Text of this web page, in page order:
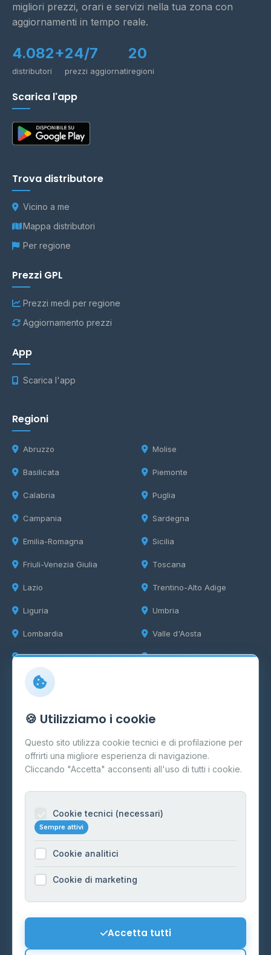
migliori prezzi, orari e servizi nella tua zona con
aggiornamenti in tempo reale.
4.082+
distributori
24/7
prezzi aggiornati
20
regioni
Scarica l'app
Trova distributore
Vicino a me
Mappa distributori
Per regione
Prezzi GPL
Prezzi medi per regione
Aggiornamento prezzi
App
Scarica l'app
Regioni
Abruzzo
Basilicata
Calabria
Campania
Emilia-Romagna
Friuli-Venezia Giulia
Lazio
Liguria
Lombardia
Marche
Molise
Piemonte
Puglia
Sardegna
Sicilia
Toscana
Trentino-Alto Adige
Umbria
Valle d'Aosta
Veneto
Info
Cos'è il GPL
FAQ
Contatti
Informazioni legali
Cookie Policy
Preferenze Cookie
Mappa del sito
🍪 Utilizziamo i cookie
Questo sito utilizza cookie tecnici e di profilazione per
offrirti una migliore esperienza di navigazione.
Cliccando "Accetta" acconsenti all'uso di tutti i cookie.
Cookie tecnici (necessari)
Sempre attivi
Cookie analitici
Cookie di marketing
Accetta tutti